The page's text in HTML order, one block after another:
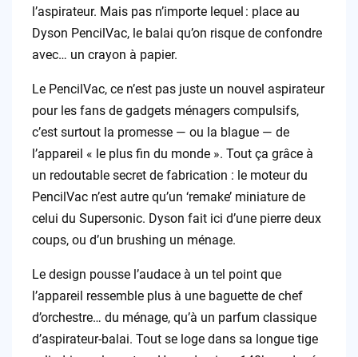
l’aspirateur. Mais pas n’importe lequel : place au
Dyson PencilVac, le balai qu’on risque de confondre
avec… un crayon à papier.
Le PencilVac, ce n’est pas juste un nouvel aspirateur
pour les fans de gadgets ménagers compulsifs,
c’est surtout la promesse — ou la blague — de
l’appareil « le plus fin du monde ». Tout ça grâce à
un redoutable secret de fabrication : le moteur du
PencilVac n’est autre qu’un ‘remake’ miniature de
celui du Supersonic. Dyson fait ici d’une pierre deux
coups, ou d’un brushing un ménage.
Le design pousse l’audace à un tel point que
l’appareil ressemble plus à une baguette de chef
d’orchestre… du ménage, qu’à un parfum classique
d’aspirateur-balai. Tout se loge dans sa longue tige